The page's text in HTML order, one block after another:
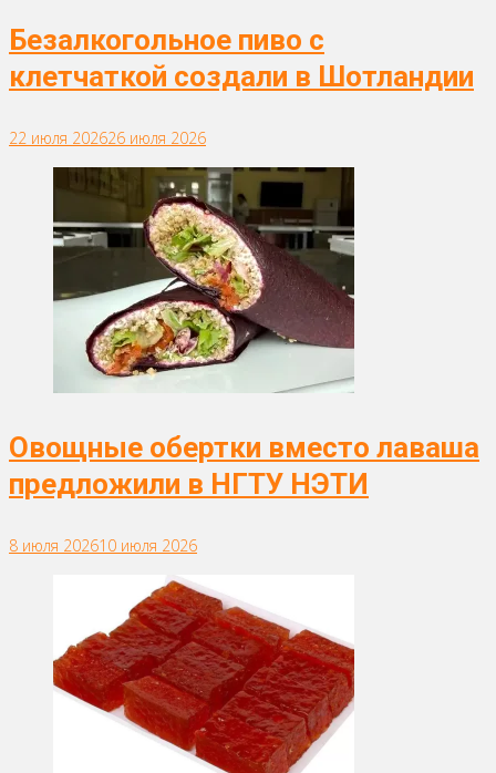
Безалкогольное пиво с
клетчаткой создали в Шотландии
22 июля 202626 июля 2026
Овощные обертки вместо лаваша
предложили в НГТУ НЭТИ
8 июля 202610 июля 2026